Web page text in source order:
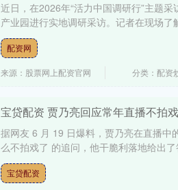
近日，在2026年“活力中国调研行”主题
产业园进行实地调研采访。记者在现场
配资网
来源：股票网上配资官网 分类：配资
宝贷配资 贾乃亮回应常年直播不拍
据网友 6 月 19 日爆料，贾乃亮在直播中
么不拍戏了 的追问，他干脆利落地给出
宝贷配资